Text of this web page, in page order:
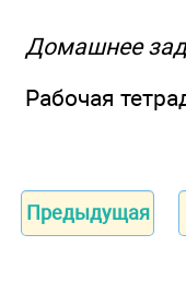
Домашнее
Рабочая
Предыдущая